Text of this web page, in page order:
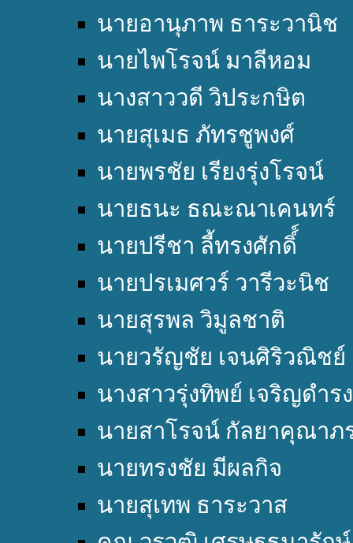
นายอานุภาพ ธาระวานิช
นายไพโรจน์ มาลีหอม
นางสาววดี วิประกษิต
นายสุเมธ ภัทรชูพงศ์
นายพรชัย เรียงรุ่งโรจน์
นายธนะ ธณะณาเคนทร์
นายปรีชา ลี้ทรงศักดิ์์
นายปรเมศวร์ วารีวะนิช
นายสุรพล วิมูลชาติ
นายวรัญชัย เจนศิริวณิชย์
นางสาวรุ่งทิพย์ เจริญดำร
นายสาโรจน์ กัลยาคุณา
นายทรงชัย มีผลกิจ
นายสุเทพ ธาระวาส